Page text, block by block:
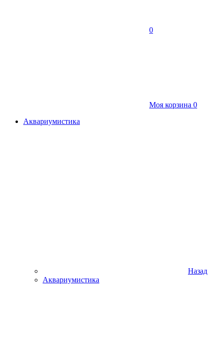
0
Моя корзина 0
Аквариумистика
Назад
Аквариумистика